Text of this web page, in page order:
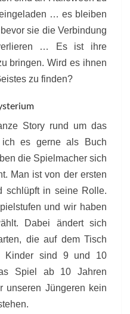
… es bleiben
sie die Verbindung
… Es ist ihre
bringen. Wird es ihnen
zu finden?
Story rund um das
es gerne als Buch
die Spielmacher sich
Man ist von der ersten
schlüpft in seine Rolle.
und wir haben
Dabei ändert sich
die auf dem Tisch
Kinder sind 9 und 10
Spiel ab 10 Jahren
unseren Jüngeren kein